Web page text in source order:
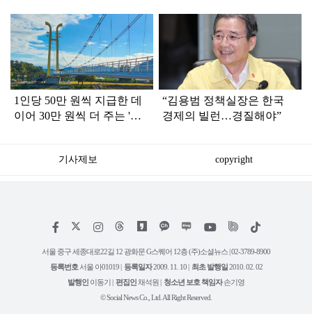
탑
라
인
1인당 50만 원씩 지급한 데
이어 30만 원씩 더 주는 '이
“김용범 정책실장은 한국
경제의 빌런…경질해야”
기사제보 copyright
페
스
북
인
타
그
램
위
트
리
유
튜
틱
서울 중구 세종대로22길 12 광화문 G스퀘어 12층 (주)소셜뉴스 | 02-3789-8900
등록번호 서울 아01019 | 등록일자2009. 11. 10 | 최초 발행일2010. 02. 02
발행인 이동기 | 편집인채석원 | 청소년 보호 책임자손기영
© Social News Co., Ltd. All Right Reserved.